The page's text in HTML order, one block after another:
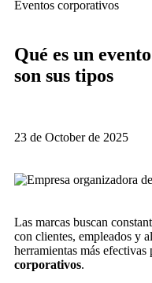
Eventos corporativos
Qué es un
son sus tipos
23 de October de 2025
Las marcas buscan
con clientes, empleados y
herramientas más
corporativos.